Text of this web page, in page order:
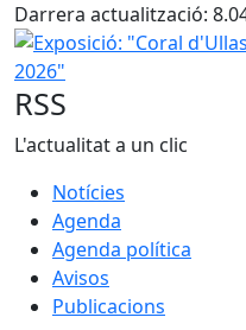
Darrera actualització:
Exposició: "Coral
RSS
L'actualitat a un clic
Notícies
Agenda
Agenda política
Avisos
Publicacions